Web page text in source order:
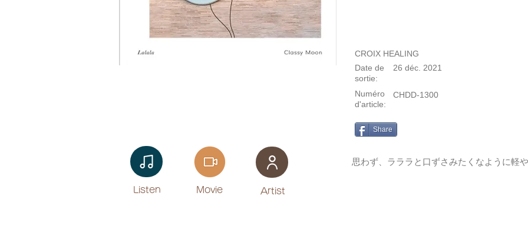
Listen​ Movie ​Artist
CROIX HEALING
26 déc. 2021
Date de
sortie:
Numéro
d'article:
CHDD-1300
Share
思わず、ラララと口ずさみたくなように軽